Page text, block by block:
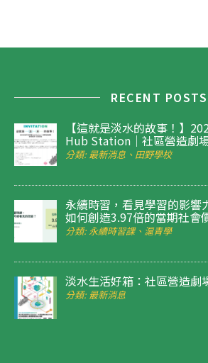
RECENT POSTS
【這就是淡水的故事！】
Hub Station｜社區營造劇
分類: 最新消息、田野學校
永續時習，看見學習的影響
如何創造3.97倍的當期社會
分類: 永續時習課、滬青學
淡水生活好箱：社區營造劇
分類: 最新消息